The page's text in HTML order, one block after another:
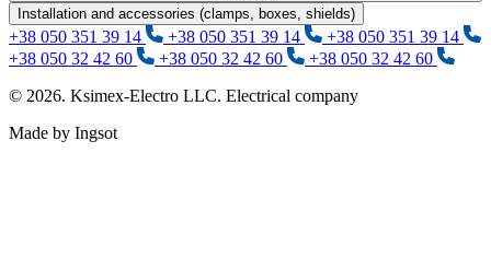
Installation and accessories (clamps, boxes, shields)
+38 050 351 39 14 +38 050 351 39 14
+38 050 351 39 14
+38 050 32 42 60
+38 050 32 42 60
+38 050 32 42 60
© 2026. Ksimex-Electro LLC. Electrical company
Made by Ingsot